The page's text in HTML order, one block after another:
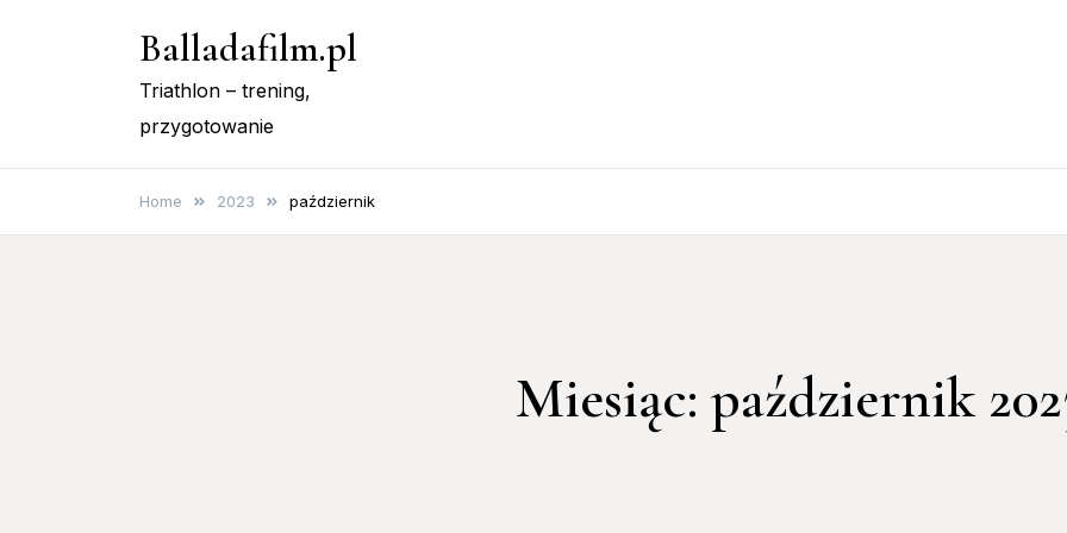
Balladafilm.pl
Triathlon – trening,
przygotowanie
Home 2023 październik
Miesiąc:październik